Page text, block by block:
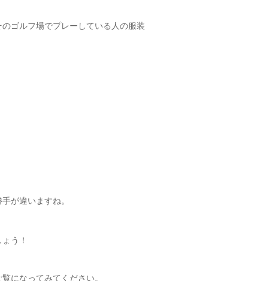
ゴルフ場でプレーしている人の服装
が違いますね。
う！
になってみてください。